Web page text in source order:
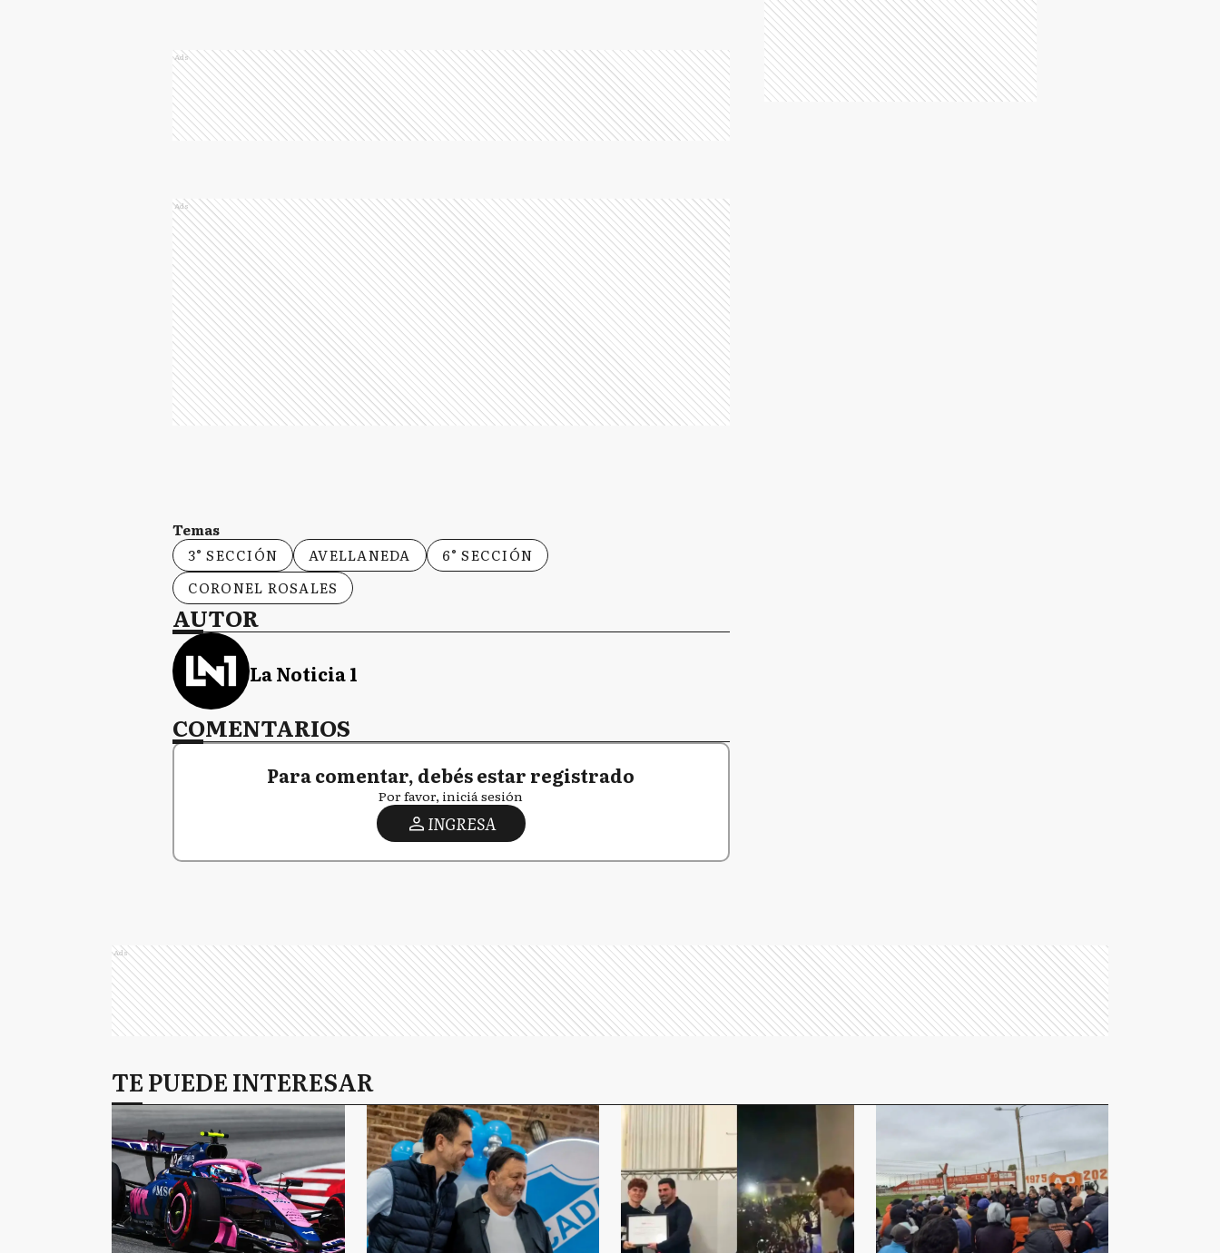
Ads
Ads
Temas
3° SECCIÓN
AVELLANEDA
6° SECCIÓN
CORONEL ROSALES
AUTOR
La Noticia 1
COMENTARIOS
Para comentar, debés estar registrado
Por favor, iniciá sesión
INGRESA
Ads
TE PUEDE INTERESAR